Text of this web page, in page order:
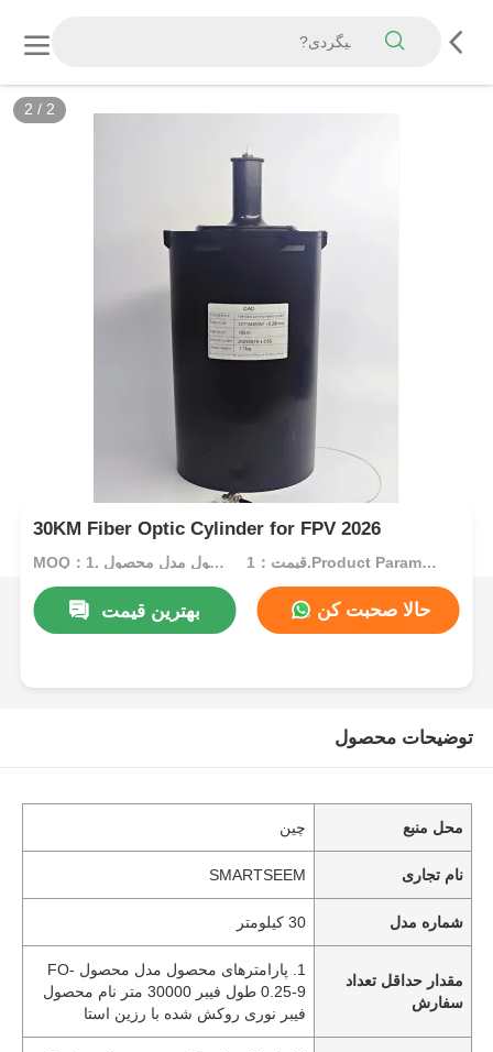
2 / 2
30KM Fiber Optic Cylinder for FPV 2026
MOQ：1. پارامترهای محصول مدل محصول FO-0.25-9 طول فیبر 30000 متر نام محصول فیبر نوری روکش شده با رزین استا قیمت：1.Product Parameters Product Model FO-0.25-9 Fiber Length 30,000 M Product Name Standard resin-coated optical fiber Fiber Type G657A2 Sheath Material High-strength resin Unit Weight 80 g/km Cable Outer Diameter 0.25 mm ± 0.01 Operating Temperature -40°C t
بهترین قیمت حالا صحبت کن
توضیحات محصول
محل منبع چین
نام تجاری SMARTSEEM
شماره مدل 30 کیلومتر
مقدار حداقل تعداد
سفارش
1. پارامترهای محصول مدل محصول FO-
0.25-9 طول فیبر 30000 متر نام محصول
فیبر نوری روکش شده با رزین استا